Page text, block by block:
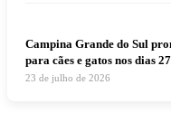
Campina Grande do Sul
para cães e gatos nos dias
23 de julho de 2026